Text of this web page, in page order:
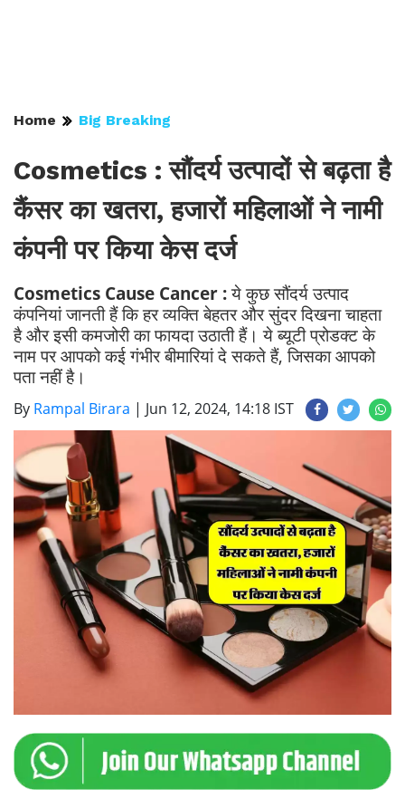
Home Big Breaking
Cosmetics : सौंदर्य उत्पादों से बढ़ता है
कैंसर का खतरा, हजारों महिलाओं ने नामी
कंपनी पर किया केस दर्ज
Cosmetics Cause Cancer :ये कुछ सौंदर्य उत्पाद
कंपनियां जानती हैं कि हर व्यक्ति बेहतर और सुंदर दिखना चाहता
है और इसी कमजोरी का फायदा उठाती हैं। ये ब्यूटी प्रोडक्ट के
नाम पर आपको कई गंभीर बीमारियां दे सकते हैं, जिसका आपको
पता नहीं है।
By Rampal Birara | Jun 12, 2024, 14:18 IST